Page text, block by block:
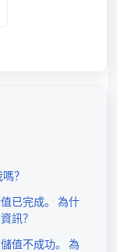
？
已完成。 為什
訊？
值不成功。 為